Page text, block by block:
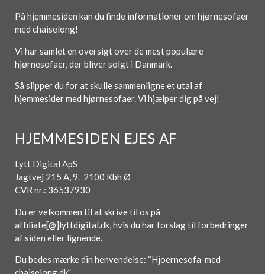
På hjemmesiden kan du finde informationer om hjørnesofaer
med chaiselong!
Vi har samlet en oversigt over de mest populære
hjørnesofaer, der bliver solgt i Danmark.
Så slipper du for at skulle sammenligne et utal af
hjemmesider med hjørnesofaer. Vi hjælper dig på vej!
HJEMMESIDEN EJES AF
Lytt Digital ApS
Jagtvej 215 A, 9. 2100 Kbh Ø
CVR nr.: 36537930
Du er velkommen til at skrive til os på
affiliate[@]lyttdigital.dk, hvis du har forslag til forbedringer
af siden eller lignende.
Du bedes mærke din henvendelse: “Hjoernesofa-med-